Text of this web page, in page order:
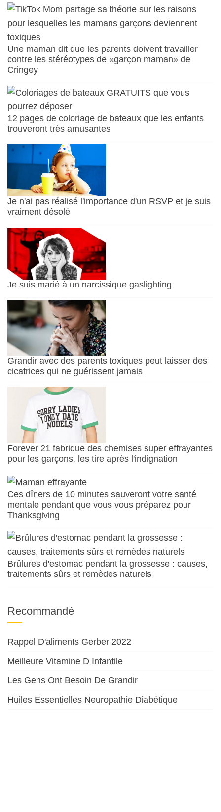
Une maman dit que les parents doivent travailler
contre les stéréotypes de «garçon maman» de
Cringey
12 pages de coloriage de bateaux que les enfants
trouveront très amusantes
Je n'ai pas réalisé l'importance d'un RSVP et je suis
vraiment désolé
Je suis marié à un narcissique gaslighting
Grandir avec des parents toxiques peut laisser des
cicatrices qui ne guérissent jamais
Forever 21 fabrique des chemises super effrayantes
pour les garçons, les tire après l'indignation
Ces dîners de 10 minutes sauveront votre santé
mentale pendant que vous vous préparez pour
Thanksgiving
Brûlures d'estomac pendant la grossesse : causes,
traitements sûrs et remèdes naturels
Recommandé
Rappel D'aliments Gerber 2022
Meilleure Vitamine D Infantile
Les Gens Ont Besoin De Grandir
Huiles Essentielles Neuropathie Diabétique